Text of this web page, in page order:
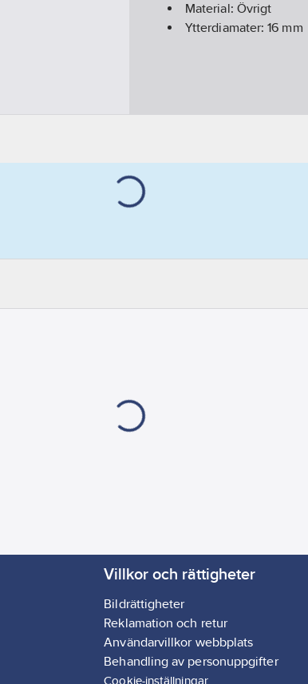
Material: Övrigt
Ytterdiamater:16 mm
Villkor och rättigheter
Bildrättigheter
Reklamation och retur
Användarvillkor webbplats
Behandling av personuppgifter
Cookie-inställningar